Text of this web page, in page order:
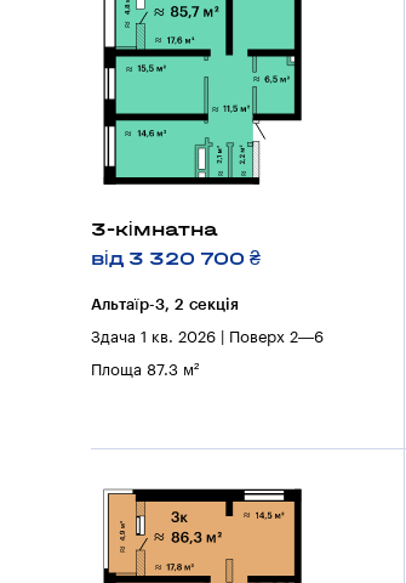
3-кімнатна
від 3 320 700 ₴
Альтаїр-3, 2 секцiя
Здача 1 кв. 2026 | Поверх 2—6
Площа 87.3 м²